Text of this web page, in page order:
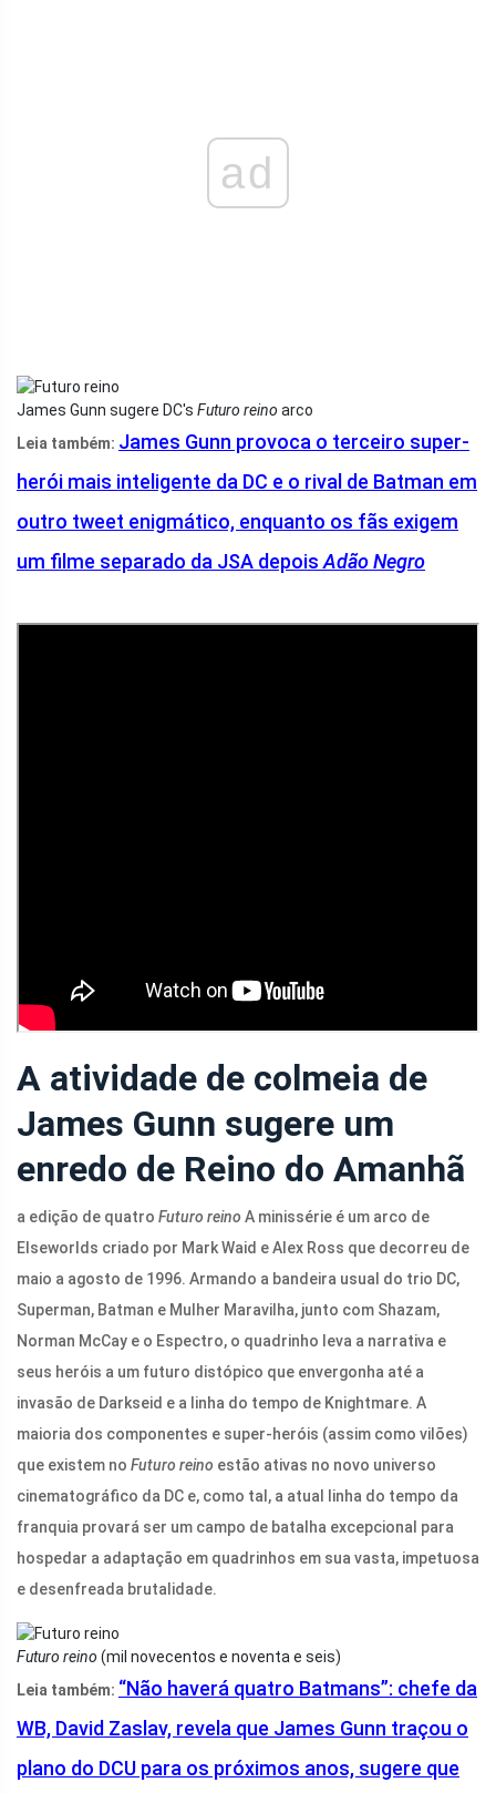
ad
James Gunn sugere DC's Futuro reino arco
Leia também: James Gunn provoca o terceiro super-
herói mais inteligente da DC e o rival de Batman em
outro tweet enigmático, enquanto os fãs exigem
um filme separado da JSA depois Adão Negro
A atividade de colmeia de
James Gunn sugere um
enredo de Reino do Amanhã
a edição de quatro Futuro reino A minissérie é um arco de
Elseworlds criado por Mark Waid e Alex Ross que decorreu de
maio a agosto de 1996. Armando a bandeira usual do trio DC,
Superman, Batman e Mulher Maravilha, junto com Shazam,
Norman McCay e o Espectro, o quadrinho leva a narrativa e
seus heróis a um futuro distópico que envergonha até a
invasão de Darkseid e a linha do tempo de Knightmare. A
maioria dos componentes e super-heróis (assim como vilões)
que existem no Futuro reino estão ativas no novo universo
cinematográfico da DC e, como tal, a atual linha do tempo da
franquia provará ser um campo de batalha excepcional para
hospedar a adaptação em quadrinhos em sua vasta, impetuosa
e desenfreada brutalidade.
Futuro reino (mil novecentos e noventa e seis)
Leia também: “Não haverá quatro Batmans”: chefe da
WB, David Zaslav, revela que James Gunn traçou o
plano do DCU para os próximos anos, sugere que